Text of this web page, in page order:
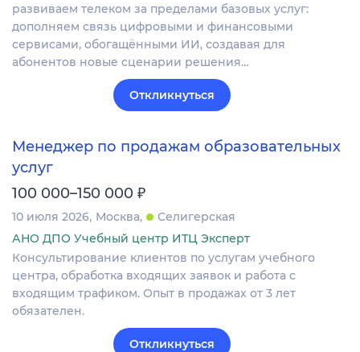
развиваем телеком за пределами базовых услуг:
дополняем связь цифровыми и финансовыми
сервисами, обогащёнными ИИ, создавая для
абонентов новые сценарии решения…
Откликнуться
Менеджер по продажам образовательных
услуг
100 000–150 000 ₽
10 июля 2026 Москва
Селигерская
АНО ДПО Учебный центр ИТЦ Эксперт
Консультирование клиентов по услугам учебного
центра, обработка входящих заявок и работа с
входящим трафиком. Опыт в продажах от 3 лет
обязателен.
Откликнуться